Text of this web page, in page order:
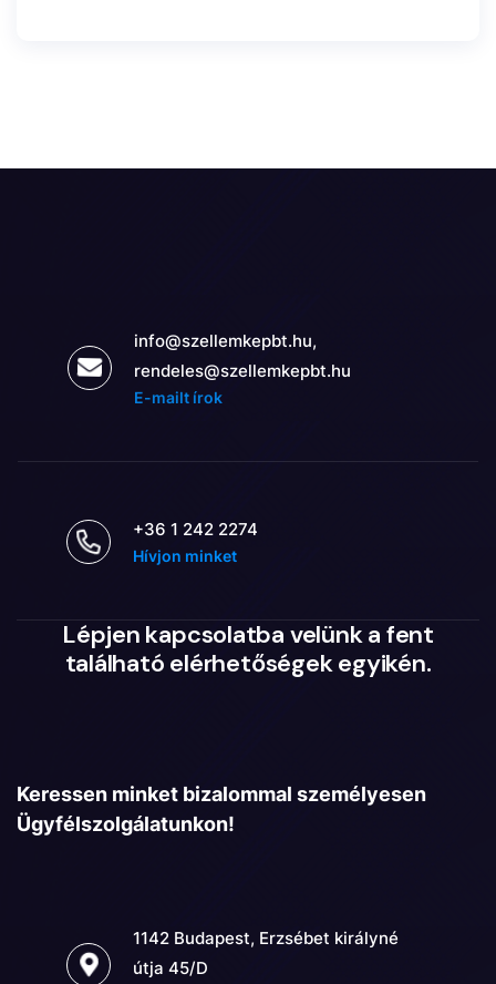
info@szellemkepbt.hu,
rendeles@szellemkepbt.hu
E-mailt írok
+36 1 242 2274
Hívjon minket
Lépjen kapcsolatba velünk a fent
található elérhetőségek egyikén.
Keressen minket bizalommal személyesen
Ügyfélszolgálatunkon!
1142 Budapest, Erzsébet királyné
útja 45/D